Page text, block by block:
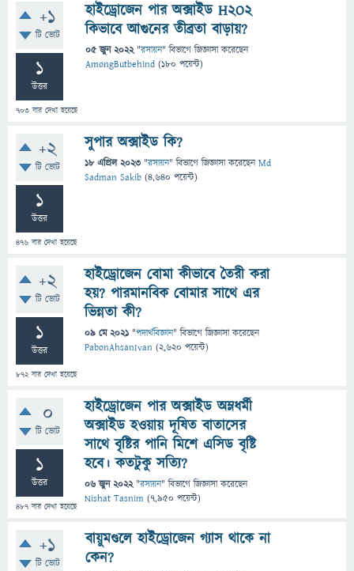
+1
টি ভোট
1
উত্তর
703 বার দেখা হয়েছে
হাইড্রোজেন পার অক্সাইড H2O2
কিভাবে আগুনের তীব্রতা বাড়ায়?
05 জুন 2022 "রসায়ন" বিভাগে জিজ্ঞাসাকরেছেন
AmongButbehind (180 পয়েন্ট)
+2
টি ভোট
1
উত্তর
476 বার দেখা হয়েছে
সুপার অক্সাইড কি?
18 এপ্রিল 2023 "রসায়ন" বিভাগে জিজ্ঞাসাকরেছেনMd
Sadman Sakib (4,640 পয়েন্ট)
+2
টি ভোট
1
উত্তর
872বার দেখা হয়েছে
হাইড্রোজেন বোমা কীভাবে তৈরী করা
হয়? পারমানবিক বোমার সাথে এর
ভিন্নতা কী?
09 মে 2021 "পদার্থবিজ্ঞান" বিভাগে জিজ্ঞাসাকরেছেন
PabonAhsanIvan (2,620 পয়েন্ট)
0
টি ভোট
1
উত্তর
487 বার দেখা হয়েছে
হাইড্রোজেন পার অক্সাইড অম্লধর্মী
অক্সাইড হওয়ায় দূষিত বাতাসের
সাথে বৃষ্টির পানি মিশে এসিড বৃষ্টি
হবে। কতটুকু সত্যি?
06 জুন 2022 "রসায়ন" বিভাগে জিজ্ঞাসাকরেছেন
Nishat Tasnim (7,950 পয়েন্ট)
+1
টি ভোট
বায়ুমণ্ডলে হাইড্রোজেন গ্যাস থাকে না
কেন?